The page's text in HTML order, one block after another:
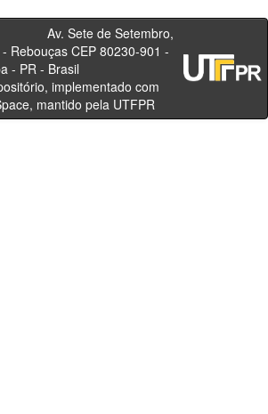
Sete de Setembro,
Rebouças CEP 80230-901 -
- PR - Brasil
implementado com
mantido pela UTFPR